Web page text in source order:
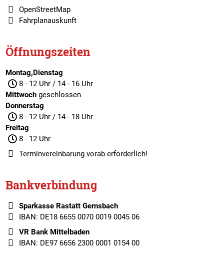
OpenStreetMap
Fahrplanauskunft
Öffnungszeiten
Montag,Dienstag
8 - 12 Uhr / 14 - 16 Uhr
Mittwochgeschlossen
Donnerstag
8 - 12 Uhr / 14 - 18 Uhr
Freitag
8 - 12 Uhr
Terminvereinbarungvorab erforderlich!
Bankverbindung
Sparkasse Rastatt Gernsbach
IBAN: DE18 6655 0070 0019 0045 06
VR Bank Mittelbaden
IBAN: DE97 6656 2300 0001 0154 00